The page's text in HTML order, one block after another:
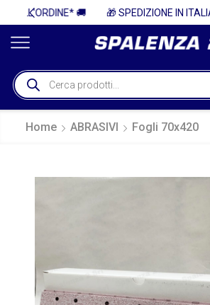
Home ABRASIVI Fogli 70x420